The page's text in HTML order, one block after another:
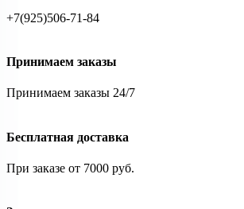
+7(925)506-71-84
Принимаем заказы
Принимаем заказы 24/7
Бесплатная доставка
При заказе от 7000 руб.